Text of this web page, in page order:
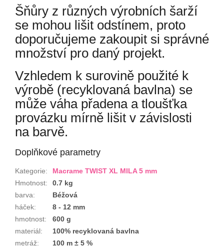
Šňůry z různých výrobních šarží
se mohou lišit odstínem, proto
doporučujeme zakoupit si správné
množství pro daný projekt.
Vzhledem k surovině použité k
výrobě (recyklovaná bavlna) se
může váha přadena a tloušťka
provázku mírně lišit v závislosti
na barvě.
Doplňkové parametry
Kategorie:
Macrame TWIST XL MILA 5 mm
Hmotnost:
0.7 kg
barva:
Béžová
háček:
8 - 12 mm
hmotnost:
600 g
materiál:
100% recyklovaná bavlna
metráž:
100 m ± 5 %